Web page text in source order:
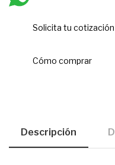
Solicita tu cotización
Cómo comprar
Descripción